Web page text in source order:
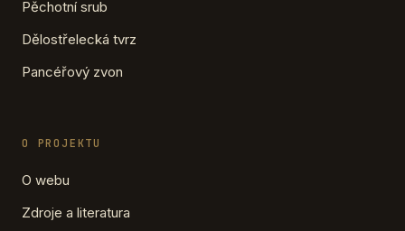
Pěchotní srub
Dělostřelecká tvrz
Pancéřový zvon
O PROJEKTU
O webu
Zdroje a literatura